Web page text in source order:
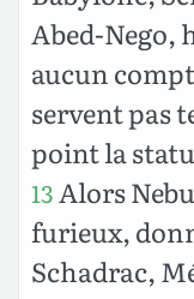
Abed-Nego,
aucun
servent pas
point la
13Alors
furieux,
Schadrac,